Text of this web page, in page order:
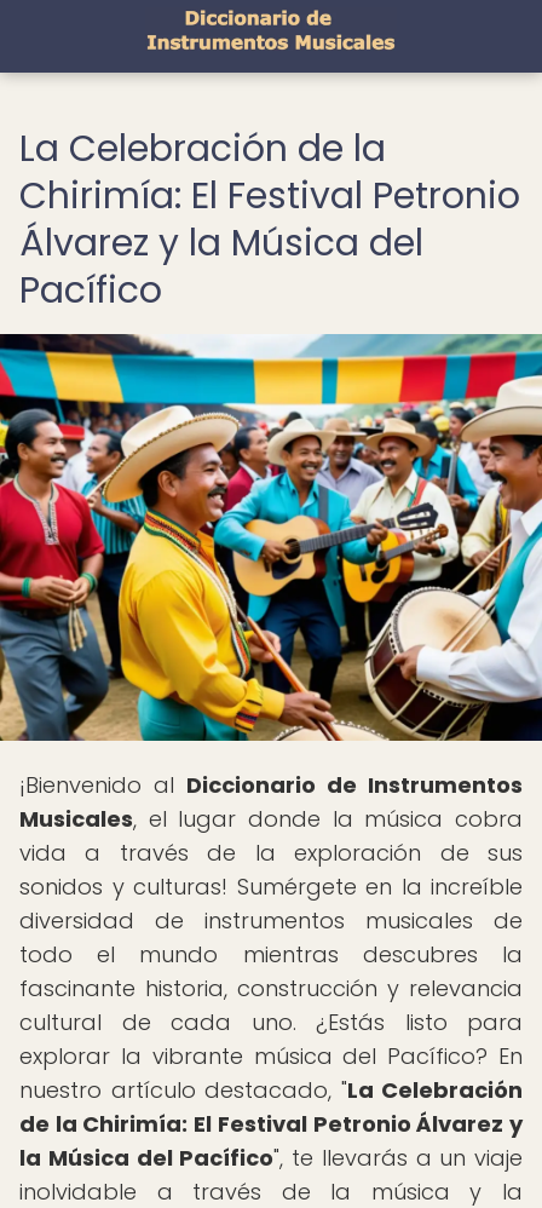
La Celebración de la
Chirimía: El Festival Petronio
Álvarez y la Música del
Pacífico
¡Bienvenido al Diccionario de Instrumentos
Musicales, el lugar donde la música cobra
vida a través de la exploración de sus
sonidos y culturas! Sumérgete en la increíble
diversidad de instrumentos musicales de
todo el mundo mientras descubres la
fascinante historia, construcción y relevancia
cultural de cada uno. ¿Estás listo para
explorar la vibrante música del Pacífico? En
nuestro artículo destacado, "La Celebración
de la Chirimía: El Festival Petronio Álvarez y
la Música del Pacífico", te llevarás a un viaje
inolvidable a través de la música y la